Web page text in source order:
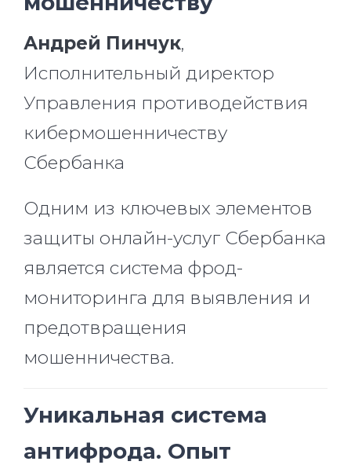
Андрей Пинчук,
Исполнительный директор
Управления противодействия
кибермошенничеству
Сбербанка
Одним из ключевых элементов
защиты онлайн-услуг Сбербанка
является система фрод-
мониторинга для выявления и
предотвращения
мошенничества.
Уникальная система
антифрода. Опыт